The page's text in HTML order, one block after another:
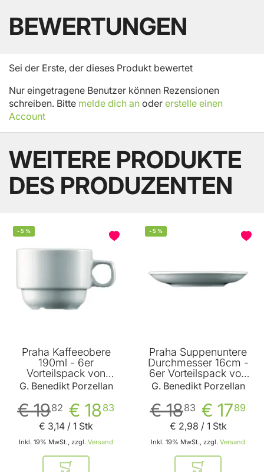
BEWERTUNGEN
Sei der Erste, der dieses Produkt bewertet
Nur eingetragene Benutzer können Rezensionen
schreiben. Bitte melde dich an oder erstelle einen
Account
WEITERE PRODUKTE
DES PRODUZENTEN
-5 %
Praha Kaffeeobere
190ml - 6er
Vorteilspack von
Benedikt
G. Benedikt Porzellan
€ 1883
€ 1982
Inkl. 19% MwSt., zzgl. Versand
€ 3,14 / 1 Stk
-5 %
Praha Suppenuntere
Durchmesser 16cm -
6er Vorteilspack von
Benedikt
G. Benedikt Porzellan
€ 1789
€ 1883
Inkl. 19% MwSt., zzgl. Versand
€ 2,98 / 1 Stk